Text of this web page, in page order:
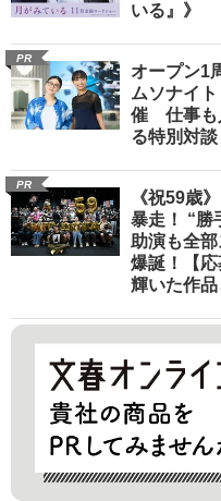
いる』》
PR
オープン1
ムソナイ
催 仕事も
る特別対談
PR
《祝59歳
暴走！ “勝
助演も全部
爆誕！【
輝いた作品